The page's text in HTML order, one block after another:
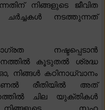
നിങ്ങളുടെ ജീവിത
ചർച്ചകൾ നടത്തുന്നത്
നഷ്ടപ്പെടാൻ
കൂടുതൽ ശ്രദ്ധ
നിങ്ങൾ കഠിനാധ്വാനം
രീതിയിൽ അത്
ചില യുക്തികൾ